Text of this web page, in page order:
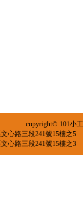
copyright© 101
心路三段241號15樓之5
文心路三段241號15樓之